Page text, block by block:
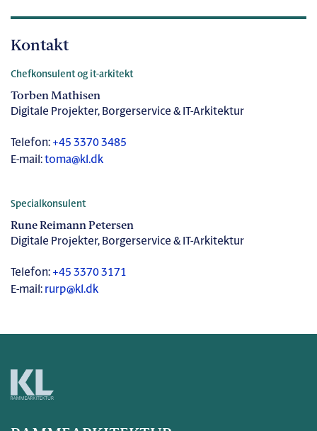
Kontakt
Chefkonsulent og it-arkitekt
Torben Mathisen
Digitale Projekter, Borgerservice & IT-Arkitektur
Telefon: +45 3370 3485
E-mail:toma@kl.dk
Specialkonsulent
Rune Reimann Petersen
Digitale Projekter, Borgerservice & IT-Arkitektur
Telefon: +45 3370 3171
E-mail: rurp@kl.dk